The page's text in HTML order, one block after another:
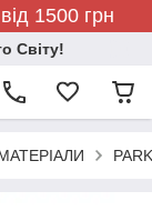
1500 грн
Світу!